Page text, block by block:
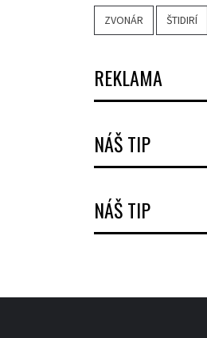
ZVONÁR ŠTIDIRÍ
REKLAMA
NÁŠ TIP
NÁŠ TIP